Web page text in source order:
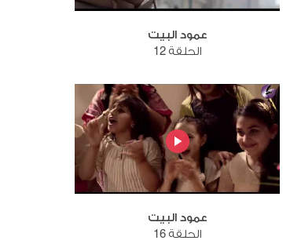
عمود البيت
الحلقة 12
عمود البيت
الحلقة 16